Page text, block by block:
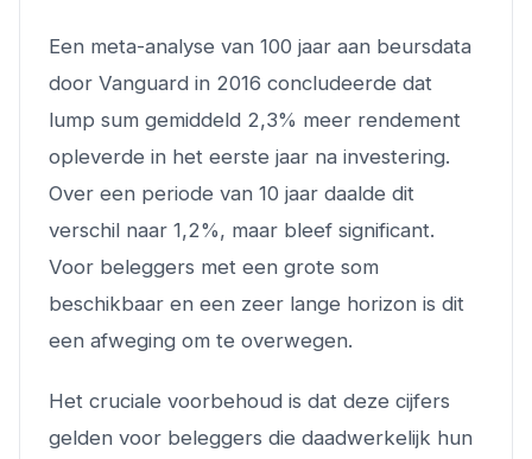
Een meta-analyse van 100 jaar aan beursdata
door Vanguard in 2016 concludeerde dat
lump sum gemiddeld 2,3% meer rendement
opleverde in het eerste jaar na investering.
Over een periode van 10 jaar daalde dit
verschil naar 1,2%, maar bleef significant.
Voor beleggers met een grote som
beschikbaar en een zeer lange horizon is dit
een afweging om te overwegen.
Het cruciale voorbehoud is dat deze cijfers
gelden voor beleggers die daadwerkelijk hun